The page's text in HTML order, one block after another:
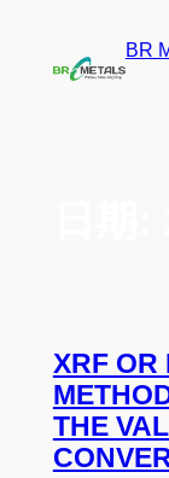
BR
XRF OR
THE